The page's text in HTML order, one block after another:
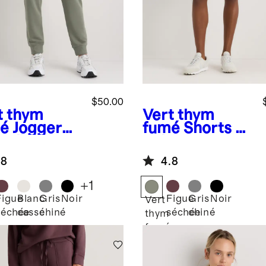
thym
Jogger
$50.00
Blanc
cassé
Gris
chiné
Noir
+1
Vert thym
fumé Shorts en
SuperSoft
4.8
Vert
thym
fumé
Figue
séchée
Gris
chiné
Noir